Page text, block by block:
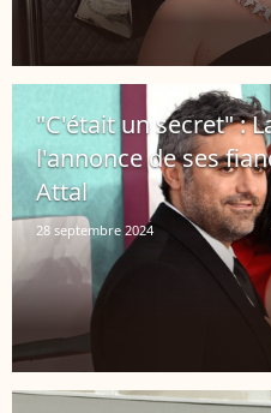
"C'était un secret" :
l'annonce de ses
Attal
28 septembre 2024